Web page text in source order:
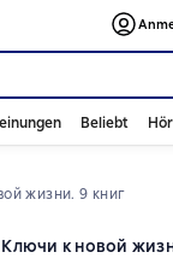
Beliebt
жизни. 9 книг
к новой